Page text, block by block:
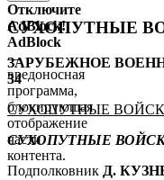
Отключите
AdBlock!
AdBlock
—
вредоносная
программа,
блокирующая
отображение
части
контента.
СУХОПУТНЫЕ
ЗАРУБЕЖНОЕ
34
СУХОПУТНЫЕ
СУХОПУТНЫЕ
Подполковник Д.